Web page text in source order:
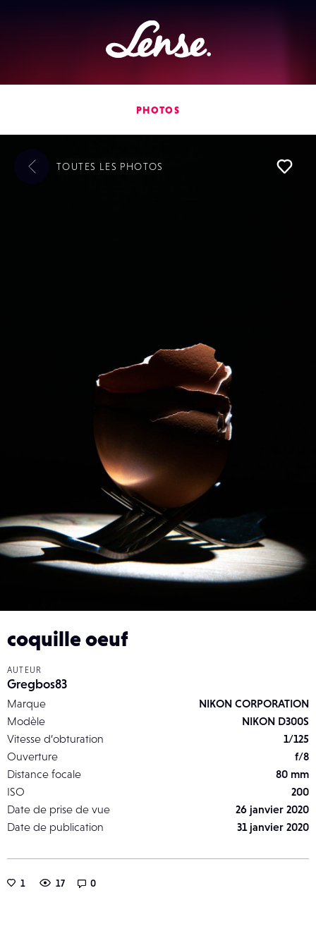
Lense
PHOTOS
coquille oeuf
AUTEUR
Gregbos83
Marque
NIKON CORPORATION
Modèle
NIKON D300S
Vitesse d’obturation
1/125
Ouverture
f/8
Distance focale
80 mm
ISO
200
Date de prise de vue
26 janvier 2020
Date de publication
31 janvier 2020
1 17 0
TOUTES LES PHOTOS